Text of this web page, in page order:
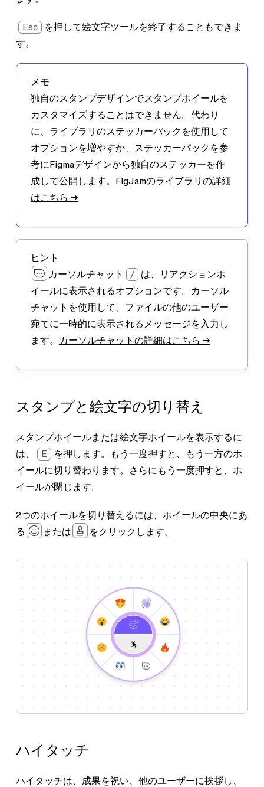
Esc
を押して絵文字ツールを終了することもできま
す。
メモ
独自のスタンプデザインでスタンプホイールを
カスタマイズすることはできません。代わり
に、ライブラリのステッカーパックを使用して
オプションを増やすか、ステッカーパックを参
考にFigmaデザインから独自のステッカーを作
成して公開します。 FigJamのライブラリの詳細
はこちら →
ヒント
カーソルチャット
/
は、リアクションホ
イールに表示されるオプションです。カーソル
チャットを使用して、ファイルの他のユーザー
宛てに一時的に表示されるメッセージを入力し
ます。
カーソルチャットの詳細はこちら →
スタンプと絵文字の切り替え
スタンプホイールまたは絵文字ホイールを表示するに
は、
E
を押します。もう一度押すと、もう一方のホ
イールに切り替わります。さらにもう一度押すと、ホ
イールが閉じます。
2つのホイールを切り替えるには、ホイールの中央にあ
る
または をクリックします。
ハイタッチ
ハイタッチは、成果を祝い、他のユーザーに挨拶し、